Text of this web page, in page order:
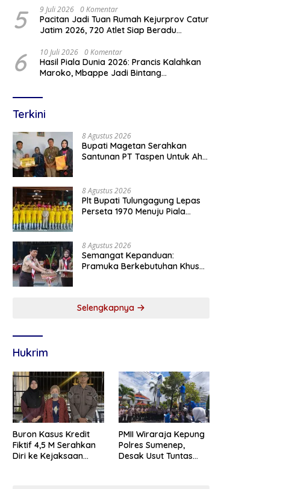
5 9 Juli 2026 0 Komentar
Pacitan Jadi Tuan Rumah Kejurprov Catur
Jatim 2026, 720 Atlet Siap Beradu
6 10 Juli 2026 0 Komentar
Hasil Piala Dunia 2026: Prancis Kalahkan
Maroko, Mbappe Jadi Bintang
Terkini
8 Agustus 2026
Bupati Magetan Serahkan
Santunan PT Taspen Untuk Ahli
8 Agustus 2026
Plt Bupati Tulungagung Lepas
Perseta 1970 Menuju Piala
8 Agustus 2026
Semangat Kepanduan:
Pramuka Berkebutuhan Khusus
Selengkapnya
Hukrim
Buron Kasus Kredit
Fiktif 4,5 M Serahkan
Diri ke Kejaksaan
PMII Wiraraja Kepung
Polres Sumenep,
Desak Usut Tuntas